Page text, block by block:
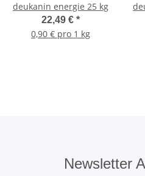
deukanin energie 25 kg
22,49 € *
0,90 € pro 1 kg
Newsletter